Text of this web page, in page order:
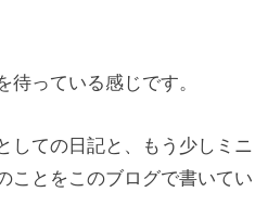
っている感じです。
しての日記と、もう少しミニ
ことをこのブログで書いてい